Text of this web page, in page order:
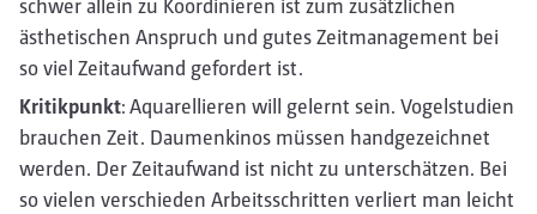
schwer allein zu Koordinieren ist zum zusätzlichen
ästhetischen Anspruch und gutes Zeitmanagement bei
so viel Zeitaufwand gefordert ist.
Kritikpunkt: Aquarellieren will gelernt sein. Vogelstudien
brauchen Zeit. Daumenkinos müssen handgezeichnet
werden. Der Zeitaufwand ist nicht zu unterschätzen. Bei
so vielen verschieden Arbeitsschritten verliert man leicht